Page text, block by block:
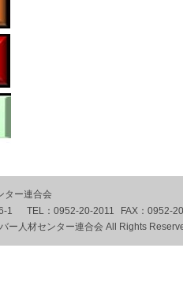
ター連合会
1
TEL： 0952-20-2011 FAX： 0952-
ー人材センター連合会 All Rights